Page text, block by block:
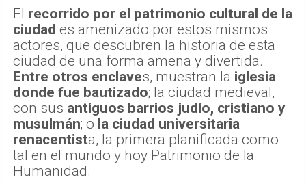
El recorrido por el patrimonio cultural de la
ciudad es amenizado por estos mismos
actores, que descubren la historia de esta
ciudad de una forma amena y divertida.
Entre otros enclaves, muestran la iglesia
donde fue bautizado; la ciudad medieval,
con sus antiguos barrios judío, cristiano y
musulmán; o la ciudad universitaria
renacentista, la primera planificada como
tal en el mundo y hoy Patrimonio de la
Humanidad.